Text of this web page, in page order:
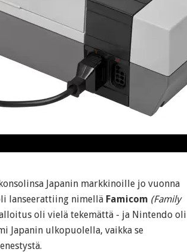
Japanin markkinoille jo vuonna
lanseerattiing nimellä Famicom (Family
oli vielä tekemättä - ja Nintendo oli
Japanin ulkopuolella, vaikka se